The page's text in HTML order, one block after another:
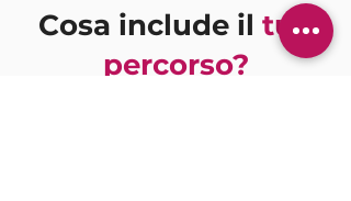
Cosa include il tuo
percorso?